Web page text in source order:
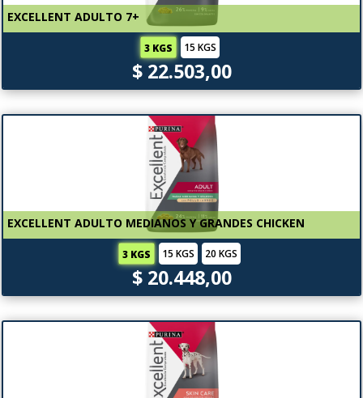
EXCELLENT ADULTO 7+
3 KGS 15 KGS
$ 22.503,00
EXCELLENT ADULTO MEDIANOS Y GRANDES CHICKEN
3 KGS 15 KGS 20 KGS
$ 20.448,00